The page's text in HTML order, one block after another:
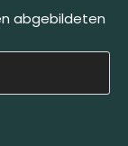
abgebildeten